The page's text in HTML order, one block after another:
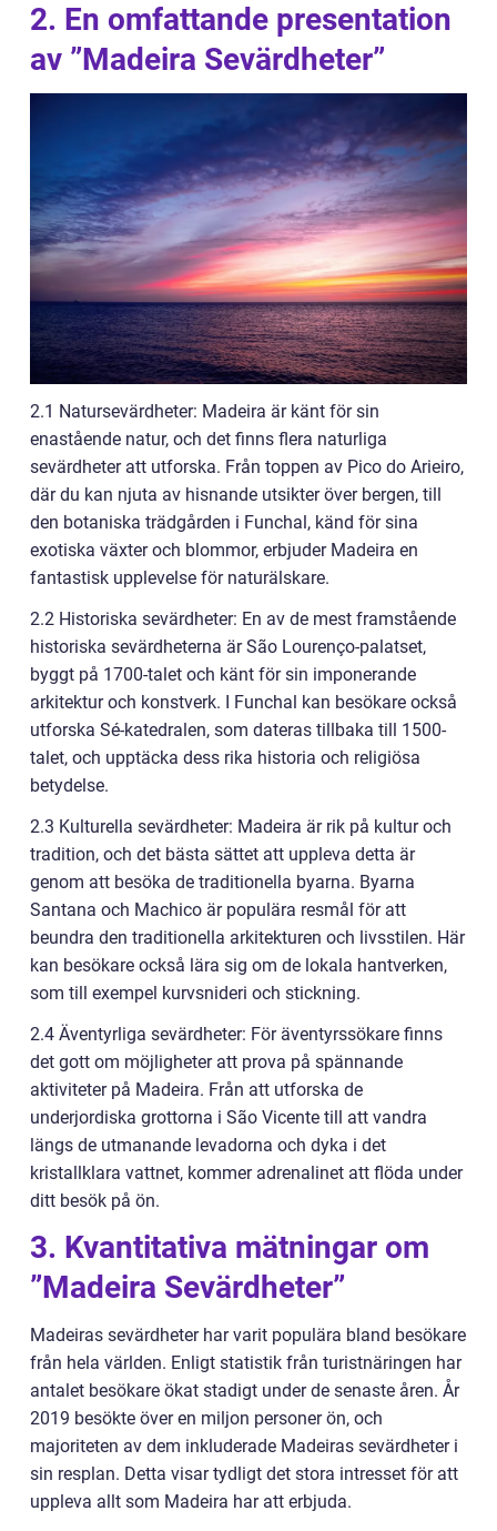
2. En omfattande presentation
av ”Madeira Sevärdheter”
2.1 Natursevärdheter: Madeira är känt för sin
enastående natur, och det finns flera naturliga
sevärdheter att utforska. Från toppen av Pico do Arieiro,
där du kan njuta av hisnande utsikter över bergen, till
den botaniska trädgården i Funchal, känd för sina
exotiska växter och blommor, erbjuder Madeira en
fantastisk upplevelse för naturälskare.
2.2 Historiska sevärdheter: En av de mest framstående
historiska sevärdheterna är São Lourenço-palatset,
byggt på 1700-talet och känt för sin imponerande
arkitektur och konstverk. I Funchal kan besökare också
utforska Sé-katedralen, som dateras tillbaka till 1500-
talet, och upptäcka dess rika historia och religiösa
betydelse.
2.3 Kulturella sevärdheter: Madeira är rik på kultur och
tradition, och det bästa sättet att uppleva detta är
genom att besöka de traditionella byarna. Byarna
Santana och Machico är populära resmål för att
beundra den traditionella arkitekturen och livsstilen. Här
kan besökare också lära sig om de lokala hantverken,
som till exempel kurvsnideri och stickning.
2.4 Äventyrliga sevärdheter: För äventyrssökare finns
det gott om möjligheter att prova på spännande
aktiviteter på Madeira. Från att utforska de
underjordiska grottorna i São Vicente till att vandra
längs de utmanande levadorna och dyka i det
kristallklara vattnet, kommer adrenalinet att flöda under
ditt besök på ön.
3. Kvantitativa mätningar om
”Madeira Sevärdheter”
Madeiras sevärdheter har varit populära bland besökare
från hela världen. Enligt statistik från turistnäringen har
antalet besökare ökat stadigt under de senaste åren. År
2019 besökte över en miljon personer ön, och
majoriteten av dem inkluderade Madeiras sevärdheter i
sin resplan. Detta visar tydligt det stora intresset för att
uppleva allt som Madeira har att erbjuda.